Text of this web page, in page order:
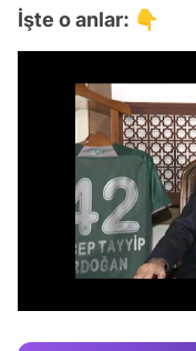
İşte o anlar: 👇
/